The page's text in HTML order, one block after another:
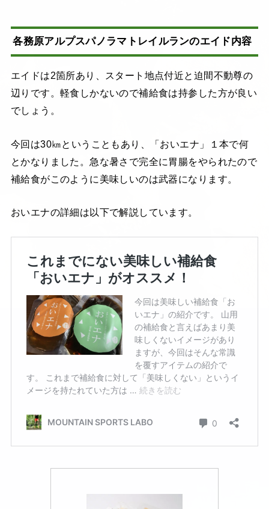
各務原アルプスパノラマ トレイルランのエイド内容
エイドは2箇所あり、スタート地点付近と迫間不動尊の
辺りです。軽食しかないので補給食は持参した方が良い
でしょう。
今回は30㎞ということもあり、「おいエナ」１本で何
とかなりました。急な暑さで完全に胃腸をやられたので
補給食がこのように美味しいのは武器になります。
おいエナの詳細は以下で解説しています。